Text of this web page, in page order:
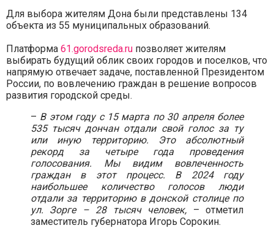
Для выбора жителям Дона были представлены 134
объекта из 55 муниципальных образований.
Платформа 61.gorodsreda.ru позволяет жителям
выбирать будущий облик своих городов и поселков, что
напрямую отвечает задаче, поставленной Президентом
России, по вовлечению граждан в решение вопросов
развития городской среды.
– В этом году с 15 марта по 30 апреля более
535 тысяч дончан отдали свой голос за ту
или иную территорию. Это абсолютный
рекорд за четыре года проведения
голосования. Мы видим вовлеченность
граждан в этот процесс. В 2024 году
наибольшее количество голосов люди
отдали за территорию в донской столице по
ул. Зорге – 28 тысяч человек, – отметил
заместитель губернатора Игорь Сорокин.